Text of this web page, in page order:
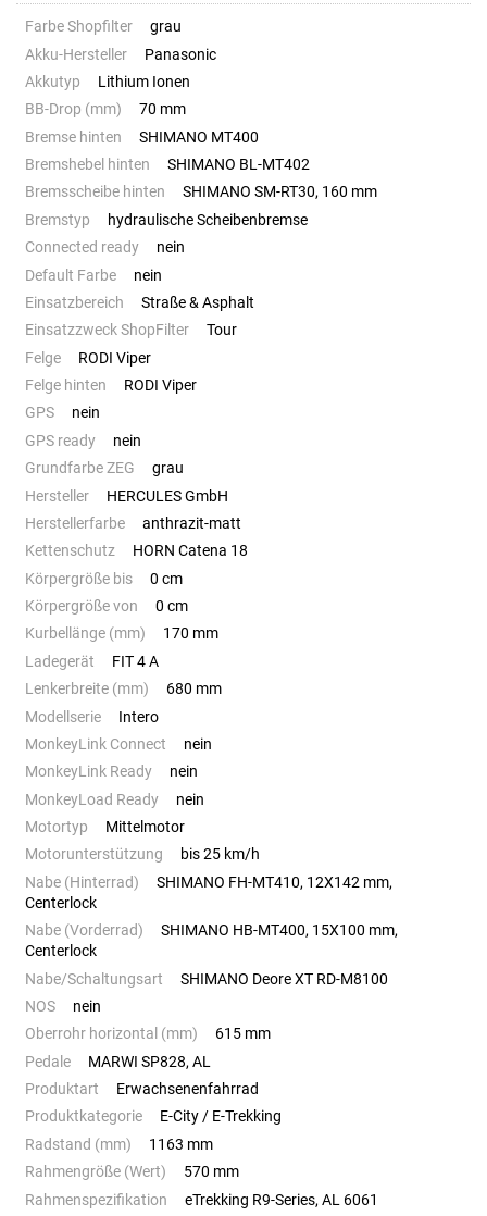
Farbe Shopfilter
grau
Akku-Hersteller
Panasonic
Akkutyp
Lithium Ionen
BB-Drop (mm)
70 mm
Bremse hinten
SHIMANO MT400
Bremshebel hinten
SHIMANO BL-MT402
Bremsscheibe hinten
SHIMANO SM-RT30, 160 mm
Bremstyp
hydraulische Scheibenbremse
Connected ready
nein
Default Farbe
nein
Einsatzbereich
Straße & Asphalt
Einsatzzweck ShopFilter
Tour
Felge
RODI Viper
Felge hinten
RODI Viper
GPS
nein
GPS ready
nein
Grundfarbe ZEG
grau
Hersteller
HERCULES GmbH
Herstellerfarbe
anthrazit-matt
Kettenschutz
HORN Catena 18
Körpergröße bis
0 cm
Körpergröße von
0 cm
Kurbellänge (mm)
170 mm
Ladegerät
FIT 4 A
Lenkerbreite (mm)
680 mm
Modellserie
Intero
MonkeyLink Connect
nein
MonkeyLink Ready
nein
MonkeyLoad Ready
nein
Motortyp
Mittelmotor
Motorunterstützung
bis 25 km/h
Nabe (Hinterrad)
SHIMANO FH-MT410, 12X142 mm,
Centerlock
Nabe (Vorderrad)
SHIMANO HB-MT400, 15X100 mm,
Centerlock
Nabe/Schaltungsart
SHIMANO Deore XT RD-M8100
NOS
nein
Oberrohr horizontal (mm)
615 mm
Pedale
MARWI SP828, AL
Produktart
Erwachsenenfahrrad
Produktkategorie
E-City / E-Trekking
Radstand (mm)
1163 mm
Rahmengröße (Wert)
570 mm
Rahmenspezifikation
eTrekking R9-Series, AL 6061